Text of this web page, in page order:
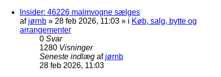
Insider: 46226 malmvogne sælges
af jørnb » 28 feb 2026, 11:03 » i Køb, salg, bytte og
arrangementer
0 Svar
1280 Visninger
Seneste indlæg af jørnb
28 feb 2026, 11:03